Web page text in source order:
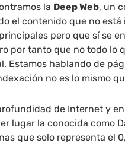
la Deep Web, un
el contenido que no está
pero que sí se
por tanto que no todo lo
Estamos hablando de
no es lo mismo
de Internet y
lugar la conocida como
que solo representa el